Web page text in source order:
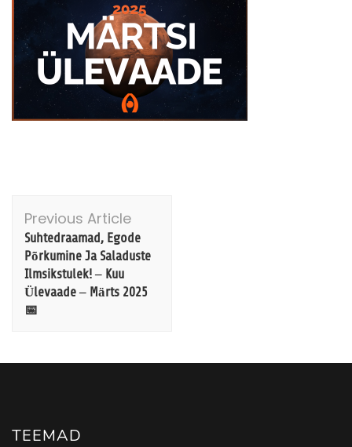
Post
Navigation
Previous Article
Suhtedraamad, Egode
Põrkumine Ja Saladuste
Ilmsikstulek! – Kuu
Ülevaade – Märts 2025
📅
TEEMAD